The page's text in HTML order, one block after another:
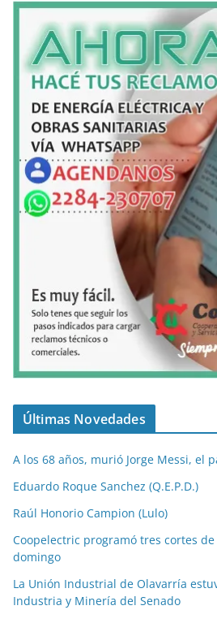
Últimas Novedades
A los 68 años, murió Jorge Messi, el
Eduardo Roque Sanchez (Q.E.P.D.)
Raúl Honorio Campion (Lulo)
Coopelectric programó tres cortes
domingo
La Unión Industrial de Olavarría
Industria y Minería del Senado